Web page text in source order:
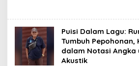
Puisi Dalam Lagu:
Tumbuh Pepohonan,
dalam Notasi Angka
Akustik